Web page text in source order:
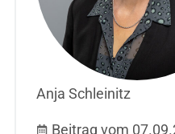
Anja Schleinitz
Beitrag vom